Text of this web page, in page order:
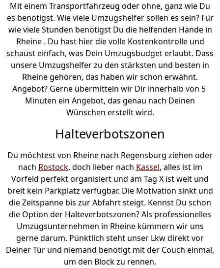
Mit einem Transportfahrzeug oder ohne, ganz wie Du
es benötigst. Wie viele Umzugshelfer sollen es sein? Für
wie viele Stunden benötigst Du die helfenden Hände in
Rheine . Du hast hier die volle Kostenkontrolle und
schaust einfach, was Dein Umzugsbudget erlaubt. Dass
unsere Umzugshelfer zu den stärksten und besten in
Rheine gehören, das haben wir schon erwähnt.
Angebot? Gerne übermitteln wir Dir innerhalb von 5
Minuten ein Angebot, das genau nach Deinen
Wünschen erstellt wird.
Halteverbotszonen
Du möchtest von Rheine nach Regensburg ziehen oder
nach Rostock, doch lieber nach Kassel, alles ist im
Vorfeld perfekt organisiert und am Tag X ist weit und
breit kein Parkplatz verfügbar. Die Motivation sinkt und
die Zeitspanne bis zur Abfahrt steigt. Kennst Du schon
die Option der Halteverbotszonen? Als professionelles
Umzugsunternehmen in Rheine kümmern wir uns
gerne darum. Pünktlich steht unser Lkw direkt vor
Deiner Tür und niemand benötigt mit der Couch einmal,
um den Block zu rennen.